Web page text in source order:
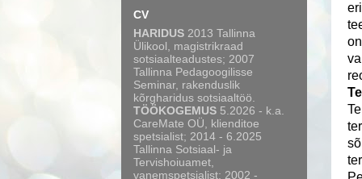
CV
HARIDUS 2013 Tallinna
Ülikool, magistrikraad
sotsiaalteadustes; 2007
Tallinna Pedagoogilisse
Seminar, rakenduslik
kõrgharidus sotsiaaltöö.
TÖÖKOGEMUS 5.2026 - k.a.
CareMate OÜ, klienditoe
spetsialist; 2014 - 6.2025
Tallinna Sotsiaal- ja
Tervishoiuamet,
vanemspetsialist; 2002 -